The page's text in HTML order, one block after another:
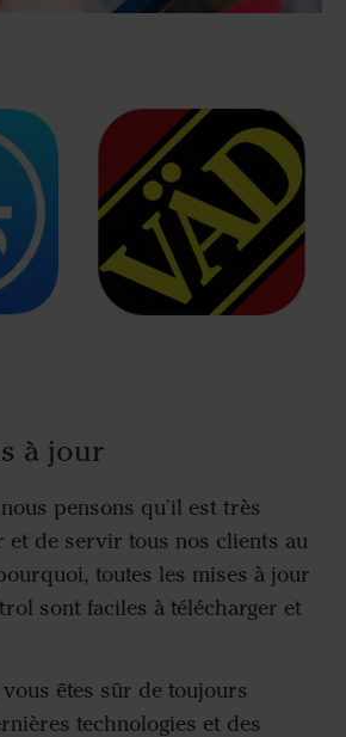
à jour
pensons qu'il est très
de servir tous nos clients au
toutes les mises à jour
sont faciles à télécharger et
êtes sûr de toujours
technologies et des